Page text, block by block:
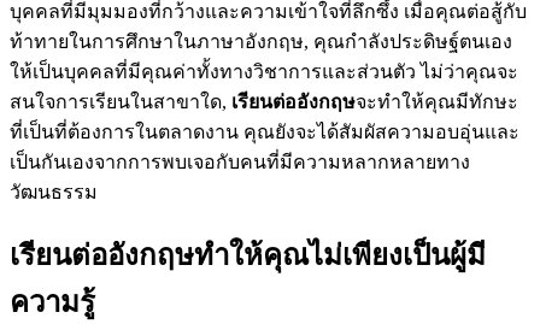
บุคคลที่มีมุมมองที่กว้างและความเข้าใจที่ลึกซึ้ง เมื่อคุณต่อสู้กับ
ท้าทายในการศึกษาในภาษาอังกฤษ, คุณกำลังประดิษฐ์ตนเอง
ให้เป็นบุคคลที่มีคุณค่าทั้งทางวิชาการและส่วนตัว ไม่ว่าคุณจะ
สนใจการเรียนในสาขาใด, เรียนต่ออังกฤษจะทำให้คุณมีทักษะ
ที่เป็นที่ต้องการในตลาดงาน คุณยังจะได้สัมผัสความอบอุ่นและ
เป็นกันเองจากการพบเจอกับคนที่มีความหลากหลายทาง
วัฒนธรรม
เรียนต่ออังกฤษทำให้คุณไม่เพียงเป็นผู้มี
ความรู้